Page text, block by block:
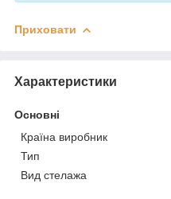
Приховати
Характеристики
Основні
Країна виробник
Тип
Вид стелажа